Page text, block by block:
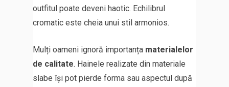
outfitul poate deveni haotic. Echilibrul
cromatic este cheia unui stil armonios.
Mulți oameni ignoră importanța materialelor
de calitate. Hainele realizate din materiale
slabe își pot pierde forma sau aspectul după